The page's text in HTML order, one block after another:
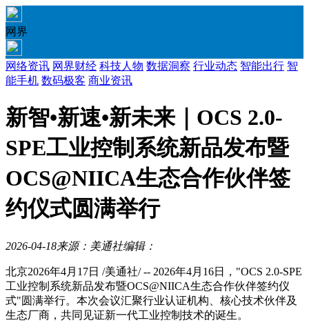
网界
网络资讯 网界财经 科技人物 数据洞察 行业动态 智能出行 智
能手机 数码极客 商业资讯
新智•新速•新未来｜OCS 2.0-
SPE工业控制系统新品发布暨
OCS@NIICA生态合作伙伴签
约仪式圆满举行
2026-04-18来源：美通社编辑：
北京2026年4月17日 /美通社/ -- 2026年4月16日，"OCS 2.0-SPE
工业控制系统新品发布暨OCS@NIICA生态合作伙伴签约仪
式"圆满举行。本次会议汇聚行业认证机构、核心技术伙伴及
生态厂商，共同见证新一代工业控制技术的诞生。